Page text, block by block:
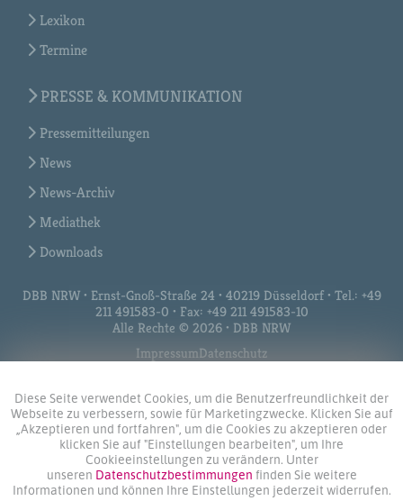
Diese Seite verwendet Cookies, um die Benutzerfreundlichkeit der
Webseite zu verbessern, sowie für Marketingzwecke. Klicken Sie auf
„Akzeptieren und fortfahren", um die Cookies zu akzeptieren oder
klicken Sie auf "Einstellungen bearbeiten", um Ihre
Cookieeinstellungen zu verändern. Unter
unseren Datenschutzbestimmungen finden Sie weitere
Informationen und können Ihre Einstellungen jederzeit widerrufen.
Lexikon
Termine
PRESSE & KOMMUNIKATION
Pressemitteilungen
News
News-Archiv
Mediathek
Downloads
DBB NRW • Ernst-Gnoß-Straße 24 • 40219 Düsseldorf • Tel.: +49
211 491583-0 • Fax: +49 211 491583-10
Alle Rechte © 2026 • DBB NRW
ImpressumDatenschutz